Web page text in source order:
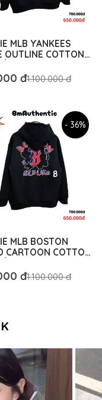
MLB YANKEES
OUTLINE COTTON
đ1.100.000 đ
- 36%
MLB BOSTON
CARTOON COTTON
đ1.100.000 đ